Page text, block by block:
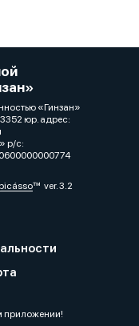
«Гинзан»
юр. адрес:
р/с:
ver. 3.2
приложении!